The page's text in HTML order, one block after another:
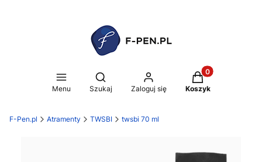
Menu
Otwórz wyszukiwarkę
Szukaj Zaloguj się
Produkty w
Koszyk
F-Pen.pl Atramenty TWSBI twsbi 70 ml